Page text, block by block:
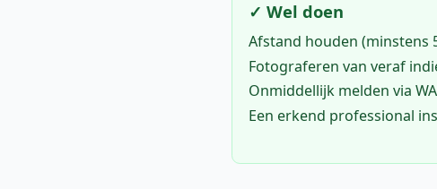
✓ Wel doen
Afstand houden (minstens
Fotograferen van veraf
Onmiddellijk melden via
Een erkend professional